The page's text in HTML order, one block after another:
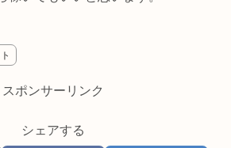
スポンサーリンク
シェアする